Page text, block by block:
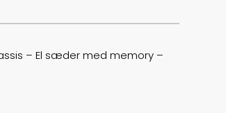
– El sæder med memory –